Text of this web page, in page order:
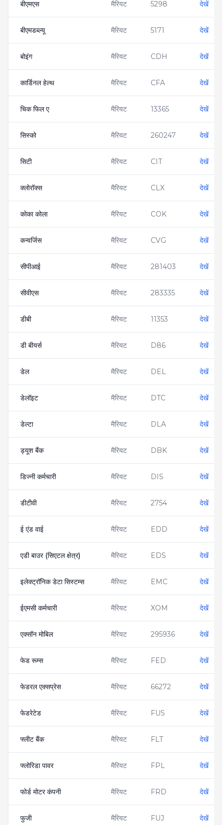
बीएमएस मैरियट 5298 देखें
बीएमडब्ल्यू मैरियट 5171 देखें
बोइंग मैरियट CDH देखें
कार्डिनल हेल्थ मैरियट CFA देखें
चिक फिल ए मैरियट 13365 देखें
सिस्को मैरियट 260247 देखें
सिटी मैरियट CIT देखें
क्लोरॉक्स मैरियट CLX देखें
कोका कोला मैरियट COK देखें
कन्वर्जिस मैरियट CVG देखें
सीपीआई मैरियट 281403 देखें
सीवीएस मैरियट 283335 देखें
डीबी मैरियट 11353 देखें
डी बीयर्स मैरियट D86 देखें
डेल मैरियट DEL देखें
डेलॉइट मैरियट DTC देखें
डेल्टा मैरियट DLA देखें
ड्यूश बैंक मैरियट DBK देखें
डिज्नी कर्मचारी मैरियट DIS देखें
डीटीवी मैरियट 2754 देखें
ई एंड वाई मैरियट EDD देखें
एडी बाउर (सिएटल क्षेत्र) मैरियट EDS देखें
इलेक्ट्रॉनिक डेटा सिस्टम्स मैरियट EMC देखें
ईएमसी कर्मचारी मैरियट XOM देखें
एक्सॉन मोबिल मैरियट 295936 देखें
फेड रूम्स मैरियट FED देखें
फेडरल एक्सप्रेस मैरियट 66272 देखें
फेडरेटेड मैरियट FUS देखें
फ्लीट बैंक मैरियट FLT देखें
फ्लोरिडा पावर मैरियट FPL देखें
फोर्ड मोटर कंपनी मैरियट FRD देखें
फुजी मैरियट FUJ देखें